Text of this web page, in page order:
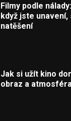
Filmy podle
když jste unavení,
natěšení
Jak si užít kino
obraz a atmosféra